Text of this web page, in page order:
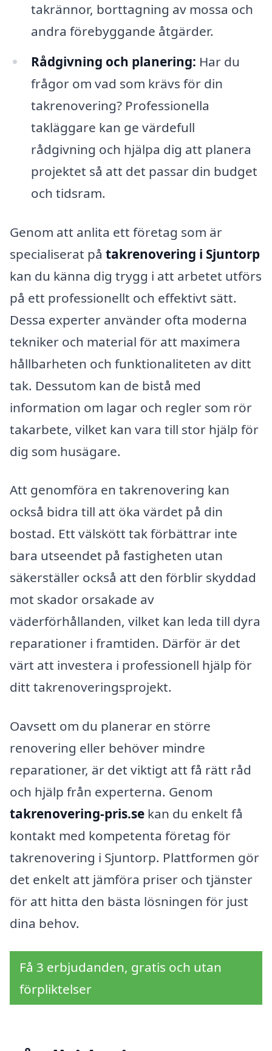
takrännor, borttagning av mossa och
andra förebyggande åtgärder.
Rådgivning och planering: Har du
frågor om vad som krävs för din
takrenovering? Professionella
takläggare kan ge värdefull
rådgivning och hjälpa dig att planera
projektet så att det passar din budget
och tidsram.
Genom att anlita ett företag som är
specialiserat på takrenovering i Sjuntorp
kan du känna dig trygg i att arbetet utförs
på ett professionellt och effektivt sätt.
Dessa experter använder ofta moderna
tekniker och material för att maximera
hållbarheten och funktionaliteten av ditt
tak. Dessutom kan de bistå med
information om lagar och regler som rör
takarbete, vilket kan vara till stor hjälp för
dig som husägare.
Att genomföra en takrenovering kan
också bidra till att öka värdet på din
bostad. Ett välskött tak förbättrar inte
bara utseendet på fastigheten utan
säkerställer också att den förblir skyddad
mot skador orsakade av
väderförhållanden, vilket kan leda till dyra
reparationer i framtiden. Därför är det
värt att investera i professionell hjälp för
ditt takrenoveringsprojekt.
Oavsett om du planerar en större
renovering eller behöver mindre
reparationer, är det viktigt att få rätt råd
och hjälp från experterna. Genom
takrenovering-pris.se kan du enkelt få
kontakt med kompetenta företag för
takrenovering i Sjuntorp. Plattformen gör
det enkelt att jämföra priser och tjänster
för att hitta den bästa lösningen för just
dina behov.
Få 3 erbjudanden, gratis och utan
förpliktelser